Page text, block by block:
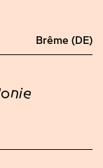
Brême (DE)